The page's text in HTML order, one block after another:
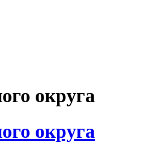
округа
округа